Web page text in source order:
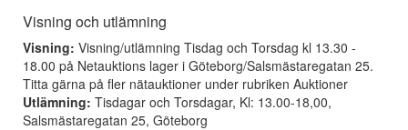
Visning och utlämning
Visning: Visning/utlämning Tisdag och Torsdag kl 13.30 -
18.00 på Netauktions lager i Göteborg/Salsmästaregatan 25.
Titta gärna på fler nätauktioner under rubriken Auktioner
Utlämning: Tisdagar och Torsdagar, Kl: 13.00-18,00,
Salsmästaregatan 25, Göteborg